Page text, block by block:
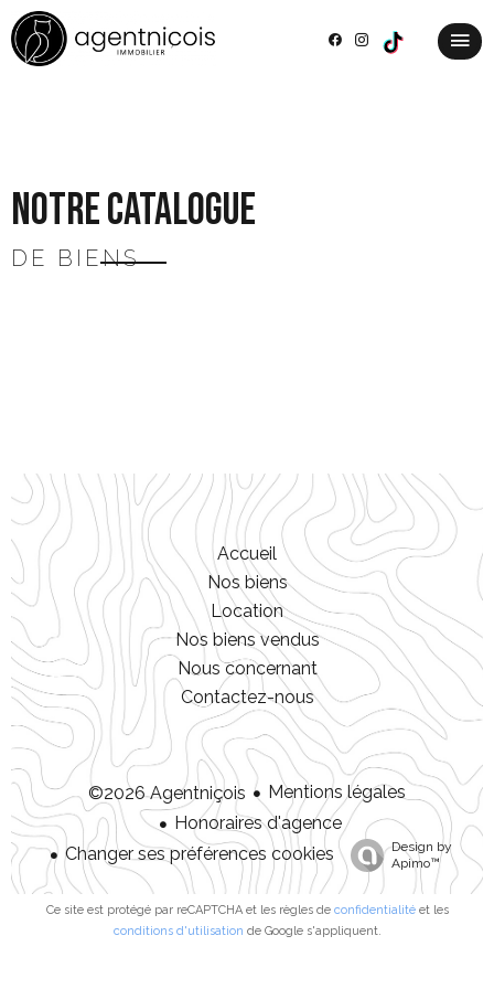
Notre catalogue
DE BIENS
Accueil
Nos biens
Location
Nos biens vendus
Nous concernant
Contactez-nous
©2026 Agentniçois
Mentions légales
Honoraires d'agence
Changer ses préférences cookies
Design by
Apimo™
Ce site est protégé par reCAPTCHA et les règles de confidentialitéet les
conditions d'utilisation de Google s'appliquent.